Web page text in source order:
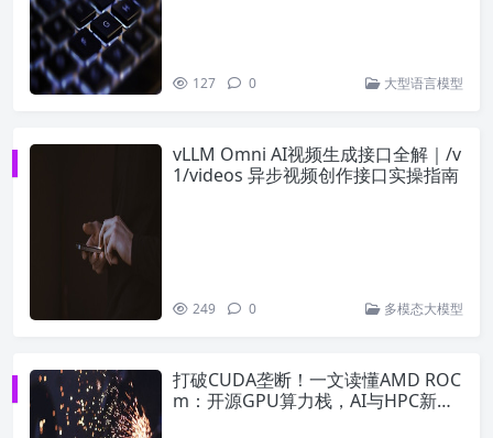
127 0 大型语言模型
vLLM Omni AI视频生成接口全解｜/v
1/videos 异步视频创作接口实操指南
249 0 多模态大模型
打破CUDA垄断！一文读懂AMD ROC
m：开源GPU算力栈，AI与HPC新选